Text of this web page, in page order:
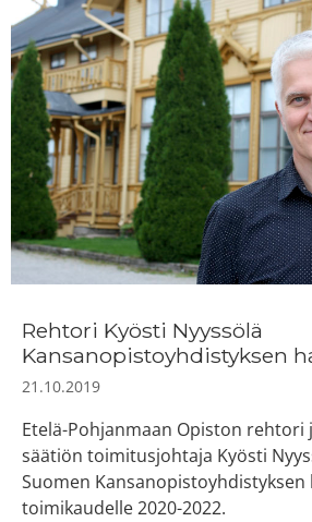
Rehtori Kyösti Nyyssölä
Kansanopistoyhdistyksen
21.10.2019
Etelä-Pohjanmaan Opiston rehtori
säätiön toimitusjohtaja Kyösti
Suomen Kansanopistoyhdistyksen
toimikaudelle 2020-2022.